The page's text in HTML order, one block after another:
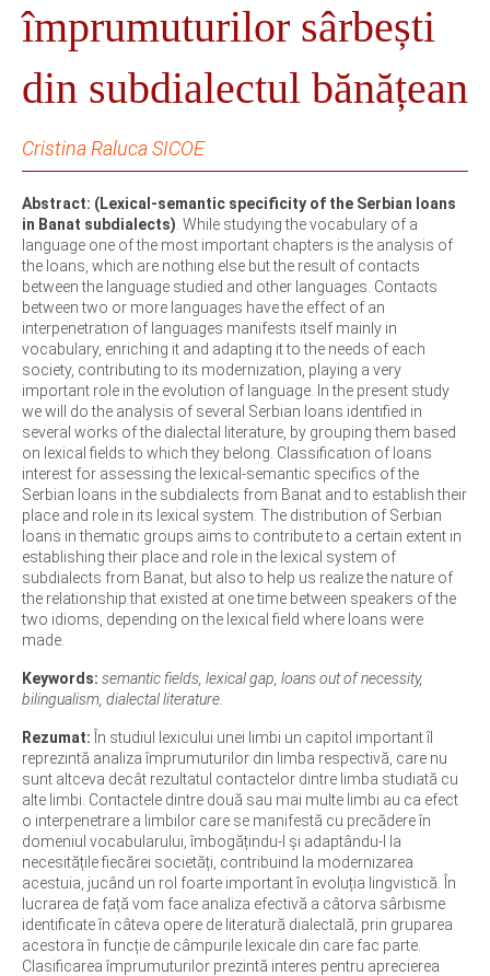
împrumuturilor sârbești
din subdialectul bănățean
Cristina Raluca SICOE
Abstract: (Lexical-semantic specificity of the Serbian loans
in Banat subdialects) . While studying the vocabulary of a
language one of the most important chapters is the analysis of
the loans, which are nothing else but the result of contacts
between the language studied and other languages. Contacts
between two or more languages have the effect of an
interpenetration of languages manifests itself mainly in
vocabulary, enriching it and adapting it to the needs of each
society, contributing to its modernization, playing a very
important role in the evolution of language. In the present study
we will do the analysis of several Serbian loans identified in
several works of the dialectal literature, by grouping them based
on lexical fields to which they belong. Classification of loans
interest for assessing the lexical-semantic specifics of the
Serbian loans in the subdialects from Banat and to establish their
place and role in its lexical system. The distribution of Serbian
loans in thematic groups aims to contribute to a certain extent in
establishing their place and role in the lexical system of
subdialects from Banat, but also to help us realize the nature of
the relationship that existed at one time between speakers of the
two idioms, depending on the lexical field where loans were
made.
Keywords: semantic fields, lexical gap, loans out of necessity,
bilingualism, dialectal literature.
Rezumat: În studiul lexicului unei limbi un capitol important îl
reprezintă analiza împrumuturilor din limba respectivă, care nu
sunt altceva decât rezultatul contactelor dintre limba studiată cu
alte limbi. Contactele dintre două sau mai multe limbi au ca efect
o interpenetrare a limbilor care se manifestă cu precădere în
domeniul vocabularului, îmbogățindu-l și adaptându-l la
necesitățile fiecărei societăți, contribuind la modernizarea
acestuia, jucând un rol foarte important în evoluția lingvistică. În
lucrarea de față vom face analiza efectivă a câtorva sârbisme
identificate în câteva opere de literatură dialectală, prin gruparea
acestora în funcție de câmpurile lexicale din care fac parte.
Clasificarea împrumuturilor prezintă interes pentru aprecierea